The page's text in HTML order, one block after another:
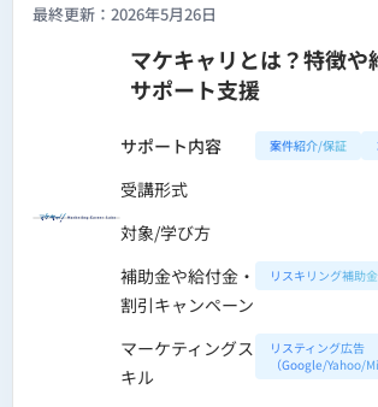
最終更新：2026年5月26日
マケキャリとは？特徴や
サポート支援
サポート内容 案件紹介/保証
受講形式
対象/学び方
補助金や給付金・
割引キャンペーン
リスキリング補助金
マーケティングス
キル
リスティング広告
（Google/Yahoo/